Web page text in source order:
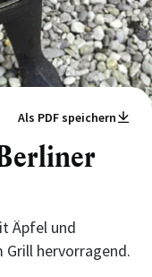
Als PDF speichern
Äpfel und
Grill hervorragend.